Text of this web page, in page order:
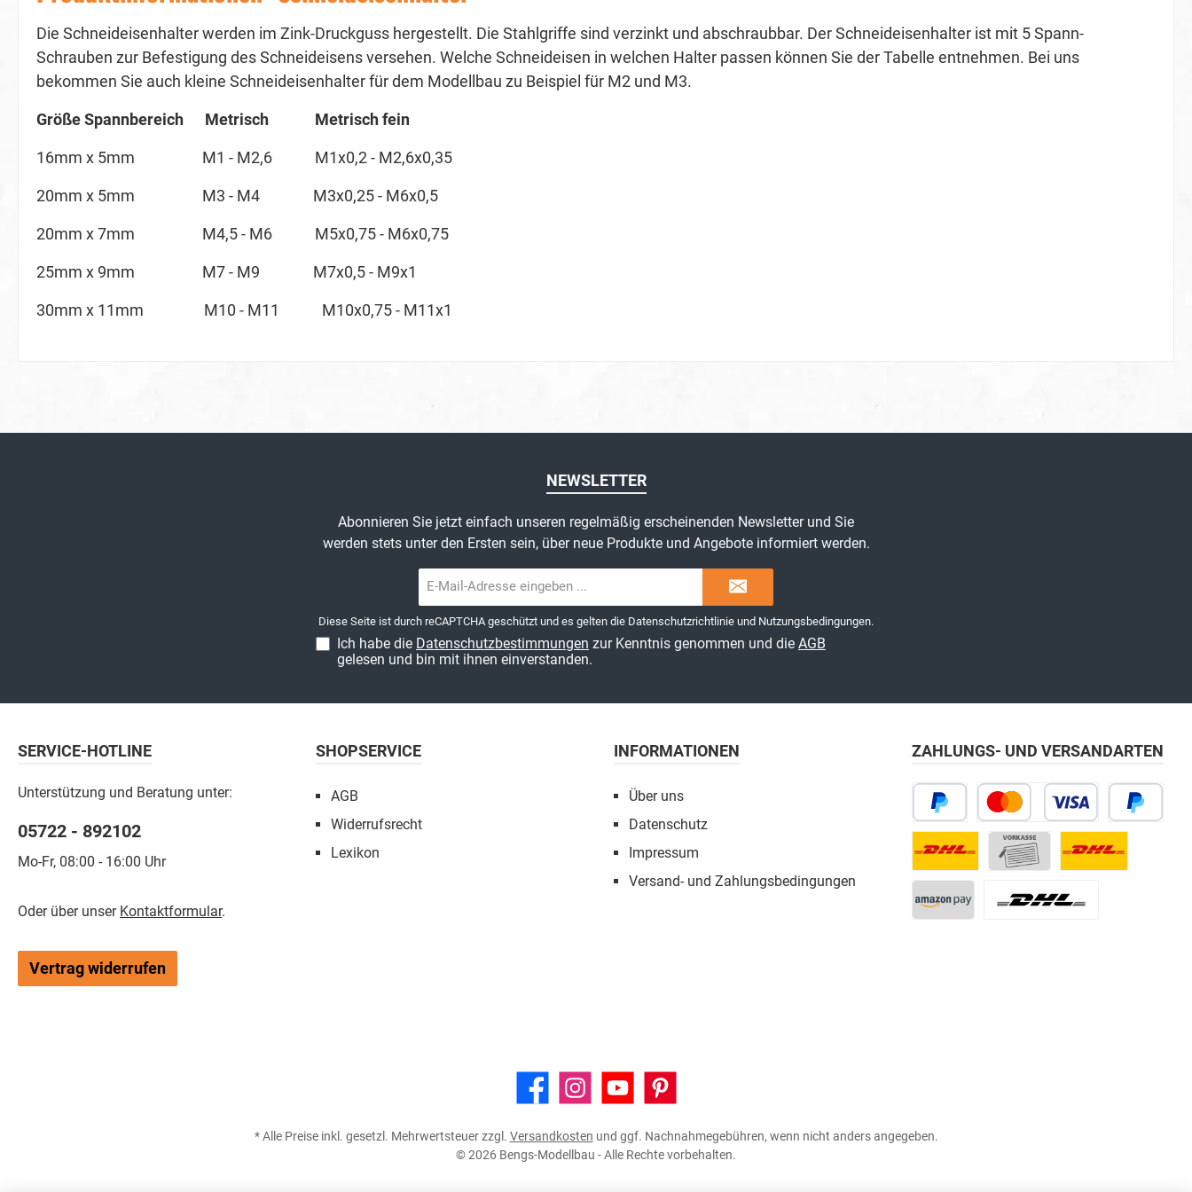
Die Schneideisenhalter werden im Zink-Druckguss hergestellt. Die Stahlgriffe sind verzinkt und abschraubbar. Der Schneideisenhalter ist mit 5 Spann-
Schrauben zur Befestigung des Schneideisens versehen. Welche Schneideisen in welchen Halter passen können Sie der Tabelle entnehmen. Bei uns
bekommen Sie auch kleine Schneideisenhalter für dem Modellbau zu Beispiel für M2 und M3.
Größe Spannbereich Metrisch Metrisch fein
16mm x 5mm M1 - M2,6 M1x0,2 - M2,6x0,35
20mm x 5mm M3 - M4 M3x0,25 - M6x0,5
20mm x 7mm M4,5 - M6 M5x0,75 - M6x0,75
25mm x 9mm M7 - M9 M7x0,5 - M9x1
30mm x 11mm M10 - M11 M10x0,75 - M11x1
NEWSLETTER
Abonnieren Sie jetzt einfach unseren regelmäßig erscheinenden Newsletter und Sie
werden stets unter den Ersten sein, über neue Produkte und Angebote informiert werden.
Mail-
Adresse*
Diese Seite ist durch reCAPTCHA geschützt und es gelten die Datenschutzrichtlinie und Nutzungsbedingungen.
Ich habe die Datenschutzbestimmungen zur Kenntnis genommen und die AGB
gelesen und bin mit ihnen einverstanden.
SERVICE-HOTLINE
Unterstützung und Beratung unter:
05722 - 892102
Mo-Fr, 08:00 - 16:00 Uhr
Oder über unser Kontaktformular.
Vertrag widerrufen
SHOPSERVICE
AGB
Widerrufsrecht
Lexikon
INFORMATIONEN
Über uns
Datenschutz
Impressum
Versand- und Zahlungsbedingungen
ZAHLUNGS- UND VERSANDARTEN
FacebookInstagramYouTube Pinterest
* Alle Preise inkl. gesetzl. Mehrwertsteuer zzgl. Versandkosten und ggf. Nachnahmegebühren, wenn nicht anders angegeben.
© 2026 Bengs-Modellbau - Alle Rechte vorbehalten.